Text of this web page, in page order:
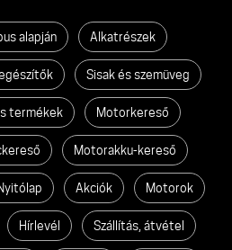
alapján Alkatrészek
Sisak és szemüveg
termékek Motorkereső
Motorakku-kereső
Akciók Motorok
Hírlevél Szállítás, átvétel